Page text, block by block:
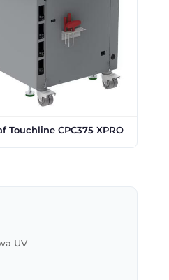
CPC375 XPRO
UV